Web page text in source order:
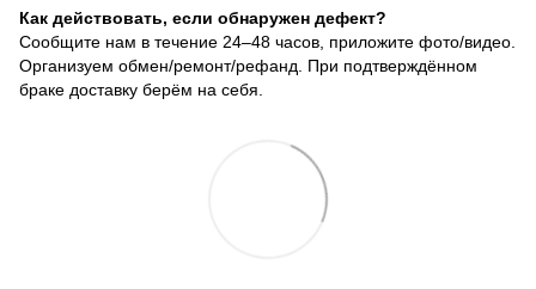
Как действовать, если обнаружен дефект?
Сообщите нам в течение 24–48 часов, приложите фото/видео.
Организуем обмен/ремонт/рефанд. При подтверждённом
браке доставку берём на себя.